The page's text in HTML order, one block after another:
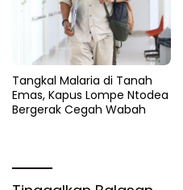
Tangkal Malaria di Tanah
Emas, Kapus Lompe Ntodea
Bergerak Cegah Wabah